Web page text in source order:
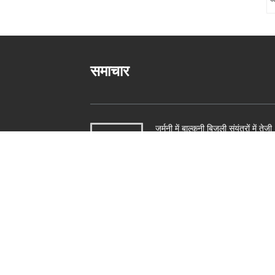
समाचार
जर्मनी में बाल्कनी बिजली संयंत्रों में तेजी